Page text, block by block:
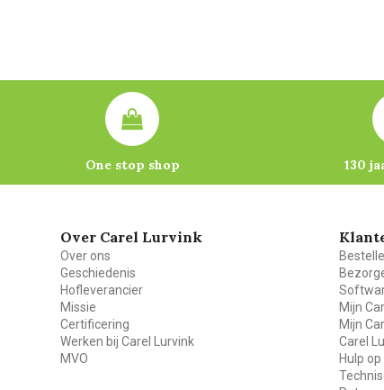
One stop shop 130
Over Carel Lurvink
Over ons
Geschiedenis
Hofleverancier
Missie
Certificering
Werken bij Carel Lurvink
MVO
Mijn
Mijn
Carel
Hulp